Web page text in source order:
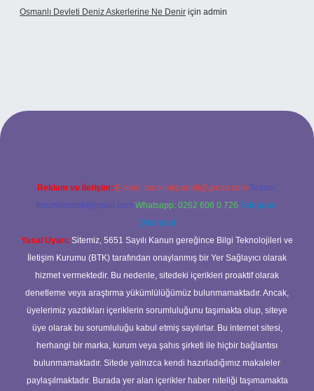
Osmanlı Devleti Deniz Askerlerine Ne Denir için admin
giriş
Reklam ve İletişim: E-mail: backlinkpaneli@gmail.com Teams:
forumhizmeti@gmail.com Whatsapp: 0262 606 0 726 Telegram:
@karabul
Yasal Uyarı: Sitemiz, 5651 Sayılı Kanun gereğince Bilgi Teknolojileri ve
İletişim Kurumu (BTK) tarafından onaylanmış bir Yer Sağlayıcı olarak
hizmet vermektedir. Bu nedenle, sitedeki içerikleri proaktif olarak
denetleme veya araştırma yükümlülüğümüz bulunmamaktadır. Ancak,
üyelerimiz yazdıkları içeriklerin sorumluluğunu taşımakta olup, siteye
üye olarak bu sorumluluğu kabul etmiş sayılırlar. Bu internet sitesi,
herhangi bir marka, kurum veya şahıs şirketi ile hiçbir bağlantısı
bulunmamaktadır. Sitede yalnızca kendi hazırladığımız makaleler
paylaşılmaktadır. Burada yer alan içerikler haber niteliği taşımamakta